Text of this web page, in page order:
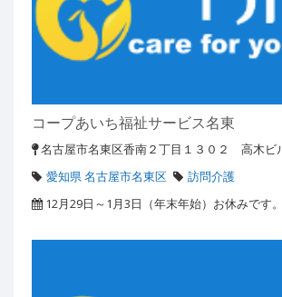
コープあいち福祉サービス名東
名古屋市名東区香南２丁目１３０２ 高木ビ
愛知県 名古屋市名東区
訪問介護
12月29日～1月3日（年末年始）お休みです。